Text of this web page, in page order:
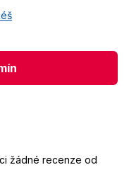
žádné recenze od